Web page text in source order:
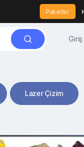
Paketler
Lazer Çizim